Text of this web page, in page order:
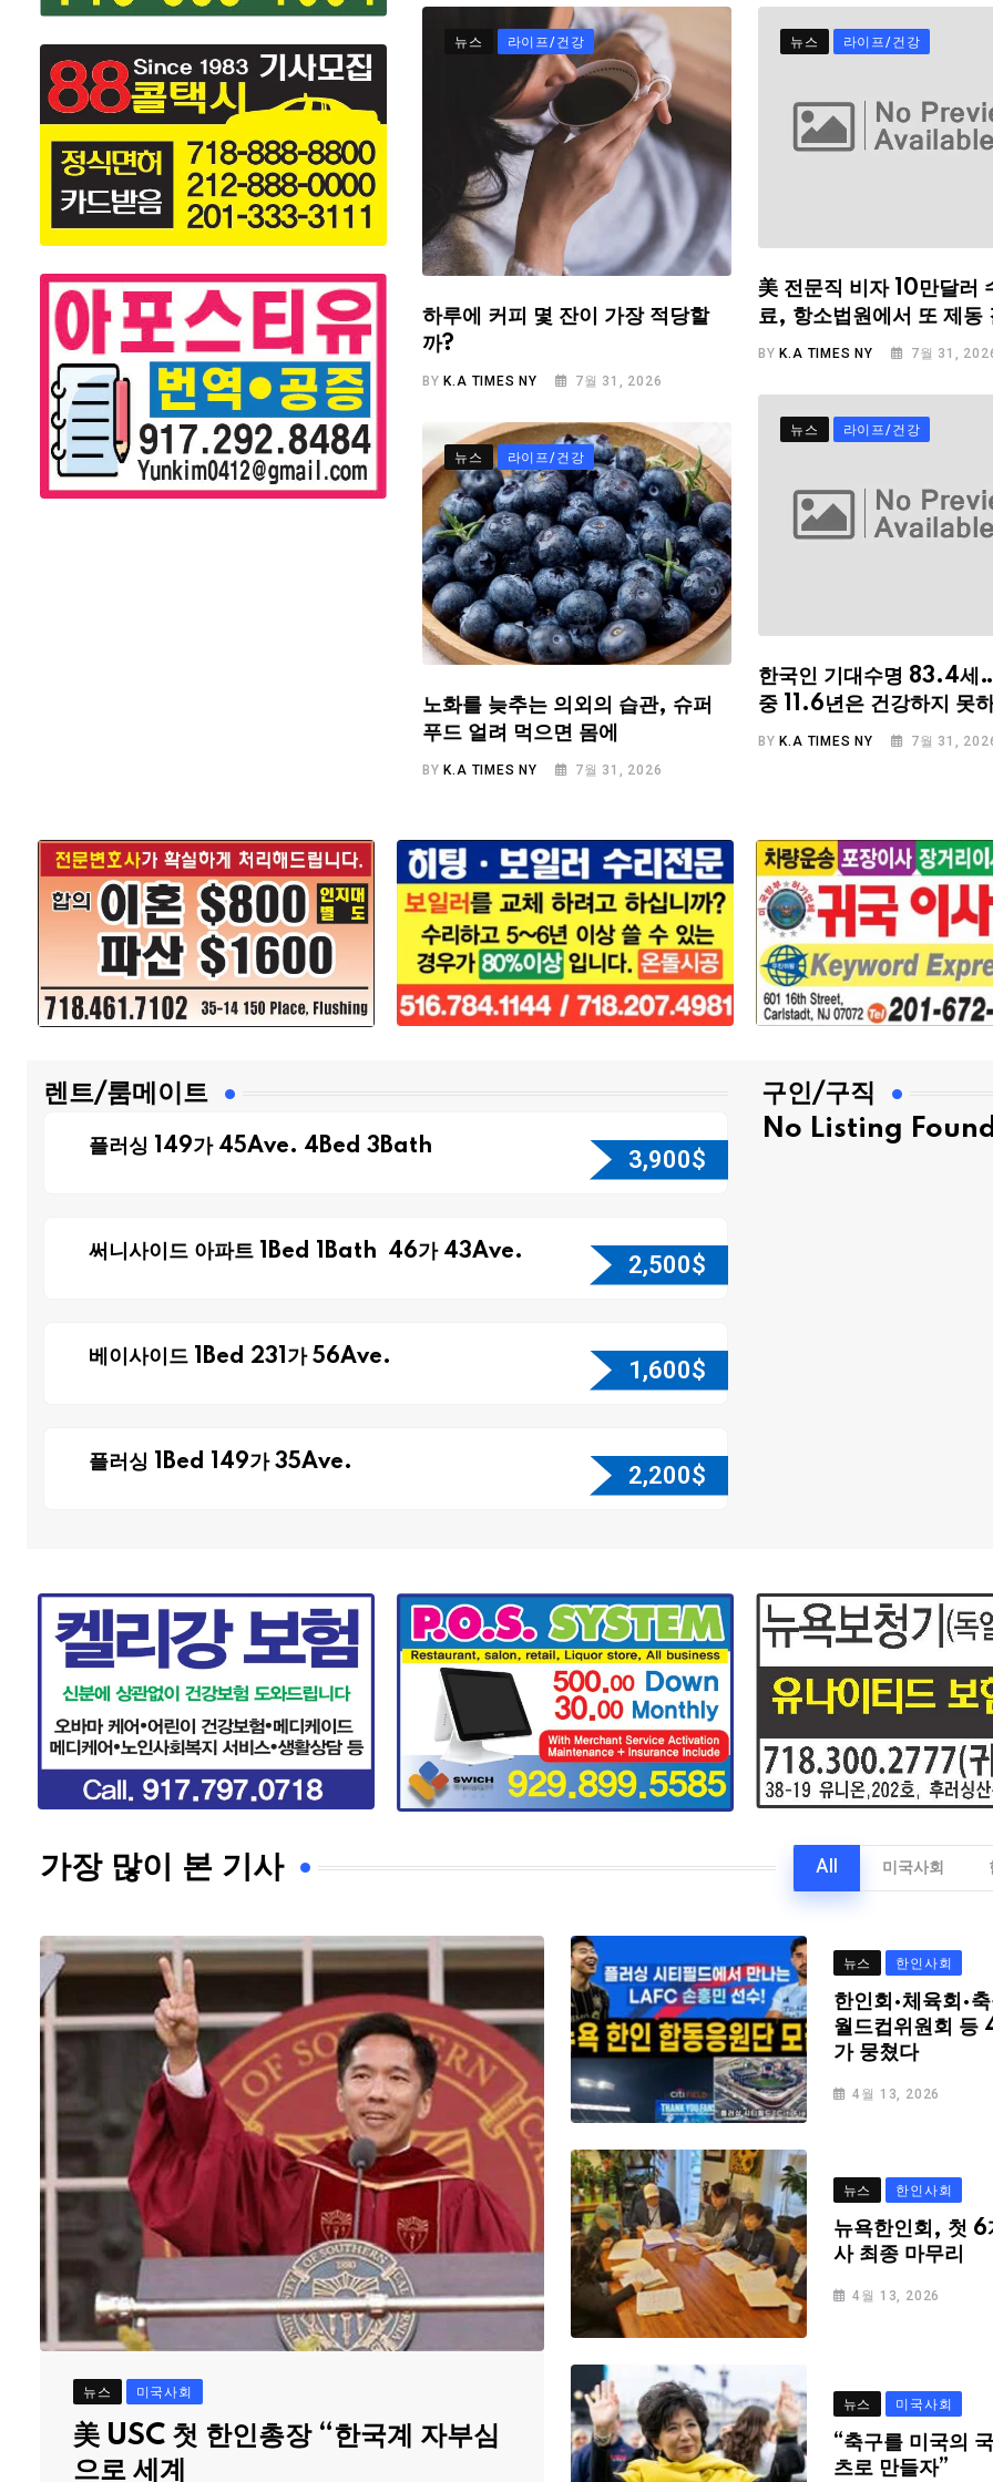
뉴스 라이프/건강
하루에 커피 몇 잔이 가장 적당할
까?
BY K.A TIMES NY 7월 31, 2026
뉴스 라이프/건강
美 전문직 비자 10만달러
료, 항소법원에서 또 제동
BYK.A TIMES NY 7월 31,
뉴스 라이프/건강
한국인 기대수명 83.4세
중 11.6년은 건강하지 못
BY K.A TIMES NY 7월 31,
뉴스 라이프/건강
노화를 늦추는 의외의 습관, 슈퍼
푸드 얼려 먹으면 몸에
BYK.A TIMES NY 7월 31, 2026
렌트/룸메이트
플러싱 149가 45Ave. 4Bed 3Bath 3,900$
써니사이드 아파트 1Bed 1Bath 46가 43Ave. 2,500$
베이사이드 1Bed 231가 56Ave. 1,600$
플러싱 1Bed 149가 35Ave. 2,200$
구인/구직
No Listing
가장 많이 본 기사 All 미국사회
뉴스 미국사회
美 USC 첫 한인총장 “한국계 자부심
으로 세계
뉴스 한인사회
한인회·체육회·
월드컵위원회 등
가 뭉쳤다
4월 13, 2026
뉴스 한인사회
뉴욕한인회, 첫 6
사 최종 마무리
4월 13, 2026
뉴스 미국사회
“축구를 미국의
츠로 만들자”